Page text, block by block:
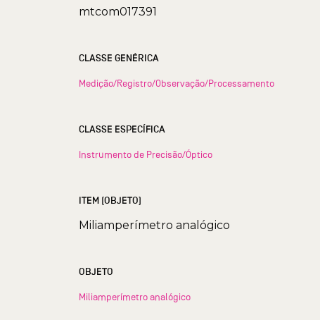
mtcom017391
CLASSE GENÉRICA
Medição/Registro/Observação/Processamento
CLASSE ESPECÍFICA
Instrumento de Precisão/Óptico
ITEM (OBJETO)
Miliamperímetro analógico
OBJETO
Miliamperímetro analógico